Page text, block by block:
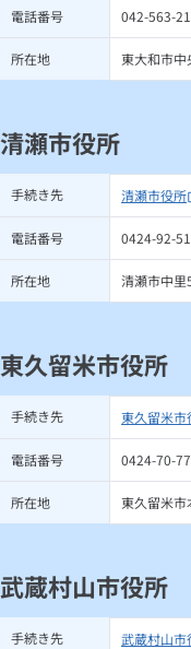
電話番号 042-563-
所在地 東大和市中
清瀬市役所
手続き先 清瀬市役所
電話番号 0424-92-
所在地 清瀬市中里
東久留米市役所
手続き先 東久留米市
電話番号 0424-70-
所在地 東久留米市
武蔵村山市役所
手続き先 武蔵村山市